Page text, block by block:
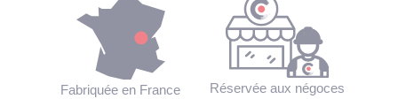
Fabriquée en France
Réservée aux négoces